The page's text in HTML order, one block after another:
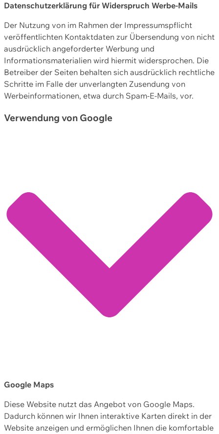
Datenschutzerklärung für Widerspruch Werbe-Mails
Der Nutzung von im Rahmen der Impressumspflicht
veröffentlichten Kontaktdaten zur Übersendung von nicht
ausdrücklich angeforderter Werbung und
Informationsmaterialien wird hiermit widersprochen. Die
Betreiber der Seiten behalten sich ausdrücklich rechtliche
Schritte im Falle der unverlangten Zusendung von
Werbeinformationen, etwa durch Spam-E-Mails, vor.
Verwendung von Google
Google Maps
Diese Website nutzt das Angebot von Google Maps.
Dadurch können wir Ihnen interaktive Karten direkt in der
Website anzeigen und ermöglichen Ihnen die komfortable